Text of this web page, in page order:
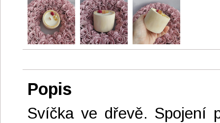
Popis
Svíčka ve dřevě. Spojení